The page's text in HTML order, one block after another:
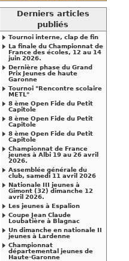
Derniers articles
publiés
Tournoi interne, clap de fin
La finale du Championnat de
France des écoles, 12 au 14
juin 2026.
Dernière phase du Grand
Prix Jeunes de haute
Garonne
Tournoi "Rencontre scolaire
METL"
8 ème Open Fide du Petit
Capitole
8 ème Open Fide du Petit
Capitole
8 ème Open Fide du Petit
Capitole
Championnat de France
jeunes à Albi 19 au 26 avril
2026.
Assemblée générale du
club, samedi 11 avril 2026
Nationale III jeunes à
Gimont (32) dimanche 12
avril 2026.
Les jeunes à Espalion
Coupe Jean Claude
Loubatière à Blagnac
Un dimanche en nationale II
jeunes à Lardenne
Championnat
départemental jeunes de
Haute-Garonne